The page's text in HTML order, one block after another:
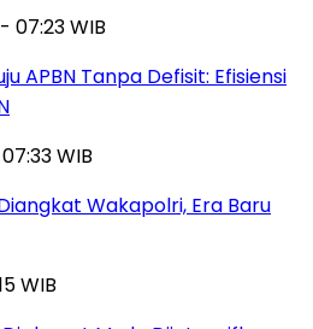
07:23 WIB
APBN Tanpa Defisit: Efisiensi
WIB
Wakapolri, Era Baru
WIB